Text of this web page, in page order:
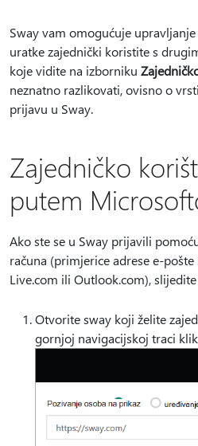
Sway vam omogućuje
uratke zajednički koristite s
koje vidite na izborniku
neznatno razlikovati, ovisno o
prijavu u Sway.
Zajedničko
putem
Ako ste se u Sway prijavili
računa (primjerice adrese e-
Live.com ili Outlook.com),
Otvorite sway koji želite
gornjoj navigacijskoj traci